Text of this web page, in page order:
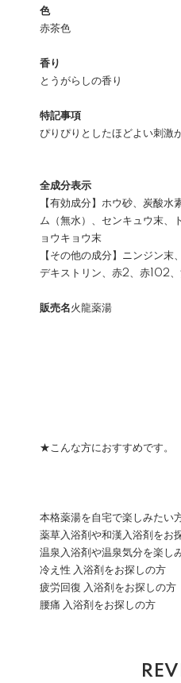
色
赤茶色
香り
とうがらしの香り
特記事項
ぴりぴりとしたほどよい刺激
全成分表示
【有効成分】ホウ砂、炭酸水
ム（無水）、センキュウ末、
ョウキョウ末
【その他の成分】ニンジン末
デキストリン、赤2、赤102
販売名火龍薬湯
★こんな方におすすめです。
本格薬湯を自宅で楽しみたい
薬草入浴剤や和漢入浴剤をお
温泉入浴剤や温泉気分を楽し
冷え性 入浴剤をお探しの方
疲労回復 入浴剤をお探しの方
腰痛 入浴剤をお探しの方